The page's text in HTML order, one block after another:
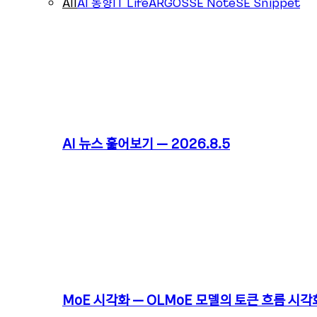
AI 뉴스 훑어보기 – 2026.8.5
MoE 시각화 – OLMoE 모델의 토큰 흐름 시각